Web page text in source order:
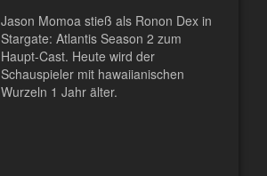
Jason Momoa stieß als Ronon Dex in
Stargate: Atlantis Season 2 zum
Haupt-Cast. Heute wird der
Schauspieler mit hawaiianischen
Wurzeln 1 Jahr älter.